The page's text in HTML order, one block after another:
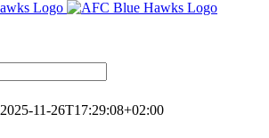
2025-11-26T17:29:08+02:00